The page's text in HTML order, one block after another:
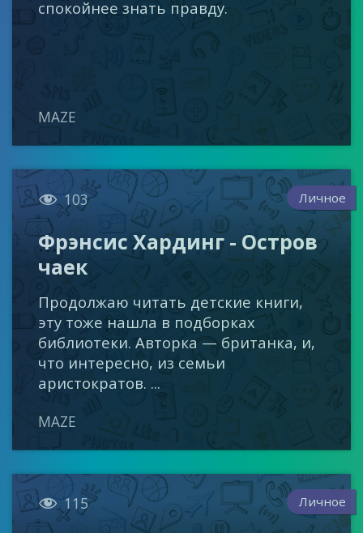
спокойнее знать правду.
MAZE
 103 Личное
Фрэнсис Хардинг - Остров
чаек
Продолжаю читать детские книги,
эту тоже нашла в подборках
библиотеки. Авторка — британка, и,
что интересно, из семьи
аристократов. ...
MAZE
 115 Личное